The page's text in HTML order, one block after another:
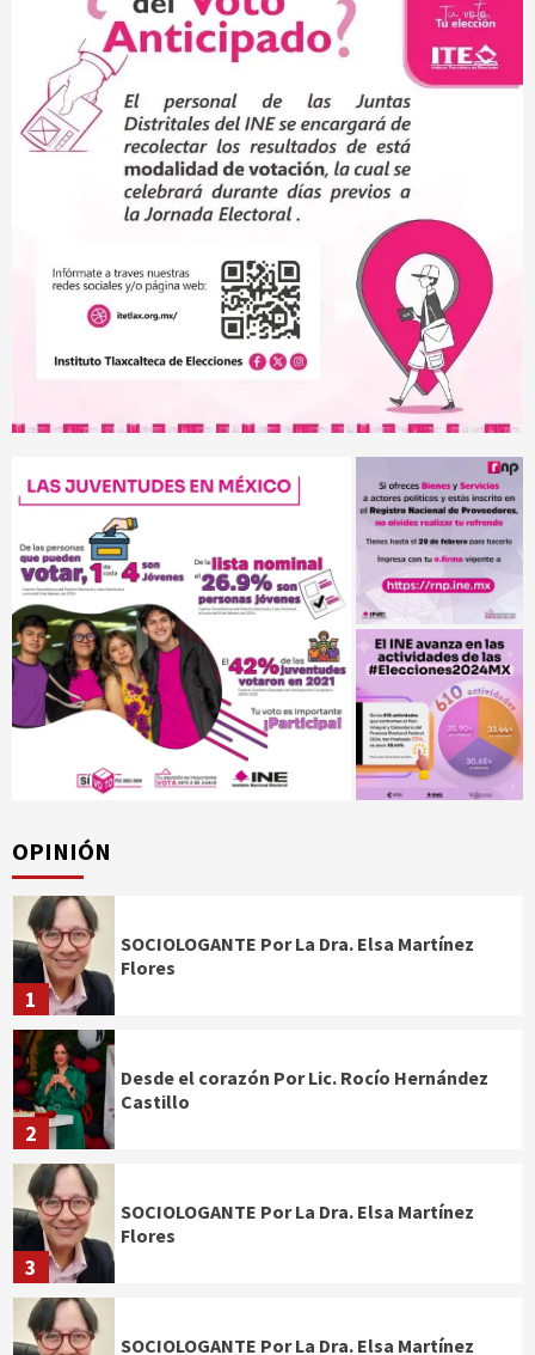
OPINIÓN
1
SOCIOLOGANTE Por La Dra. Elsa Martínez
Flores
2
Desde el corazón Por Lic. Rocío Hernández
Castillo
3
SOCIOLOGANTE Por La Dra. Elsa Martínez
Flores
SOCIOLOGANTE Por La Dra. Elsa Martínez